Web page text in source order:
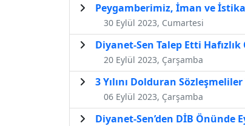
Peygamberimiz, İman ve
30 Eylül 2023, Cumartesi
Diyanet-Sen Talep Etti
20 Eylül 2023, Çarşamba
3 Yılını Dolduran
06 Eylül 2023, Çarşamba
Diyanet-Sen’den DİB Önünde